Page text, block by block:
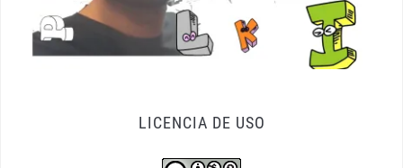
LICENCIA DE USO